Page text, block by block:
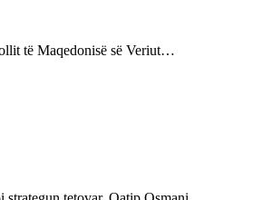
të Maqedonisë së Veriut…